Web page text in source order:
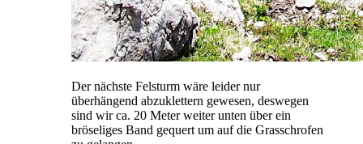
Der nächste Felsturm wäre leider nur
überhängend abzuklettern gewesen, deswegen
sind wir ca. 20 Meter weiter unten über ein
bröseliges Band gequert um auf die Grasschrofen